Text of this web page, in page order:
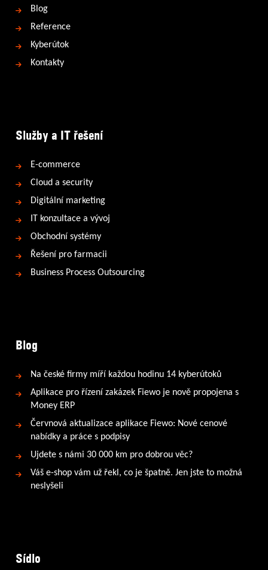
Blog
Reference
Kyberútok
Kontakty
Služby a IT řešení
E-commerce
Cloud a security
Digitální marketing
IT konzultace a vývoj
Obchodní systémy
Řešení pro farmacii
Business Process Outsourcing
Blog
Na české firmy míří každou hodinu 14 kyberútoků
Aplikace pro řízení zakázek Fiewo je nově propojena s
Money ERP
Červnová aktualizace aplikace Fiewo: Nové cenové
nabídky a práce s podpisy
Ujdete s námi 30 000 km pro dobrou věc?
Váš e-shop vám už řekl, co je špatně. Jen jste to možná
neslyšeli
Sídlo